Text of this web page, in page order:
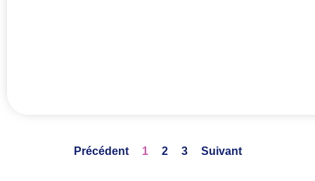
Précédent 1 2 3 Suivant